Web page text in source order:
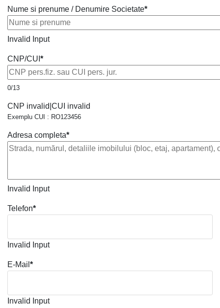
Nume si prenume / Denumire Societate*
Invalid Input
CNP/CUI *
0/13
CNP invalid|CUI invalid
Exemplu CUI : RO123456
Adresa completa*
Invalid Input
Telefon*
Invalid Input
E-Mail *
Invalid Input